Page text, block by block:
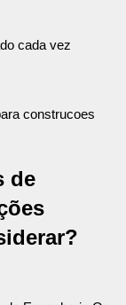
cada vez
de